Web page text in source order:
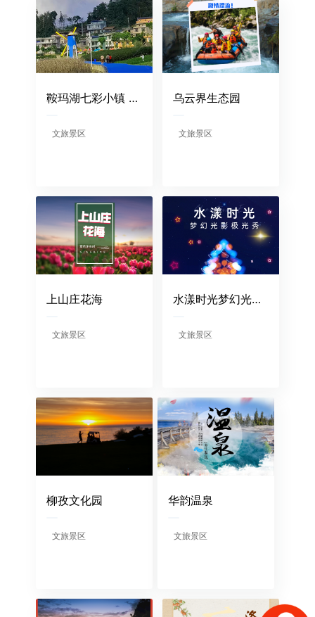
鞍玛湖七彩小镇 话题播放量：1440w+次 团购转化单量：350+单
文旅景区
乌云界生态园
文旅景区
上山庄花海
文旅景区
水漾时光梦幻光影极光秀
文旅景区
柳孜文化园
文旅景区
华韵温泉
文旅景区